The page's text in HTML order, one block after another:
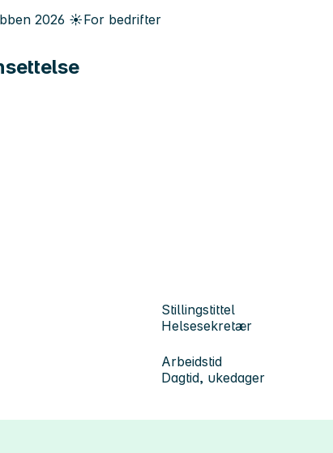
2026 ☀️For bedrifter
Stillingstittel
Helsesekretær
Arbeidstid
Dagtid, ukedager